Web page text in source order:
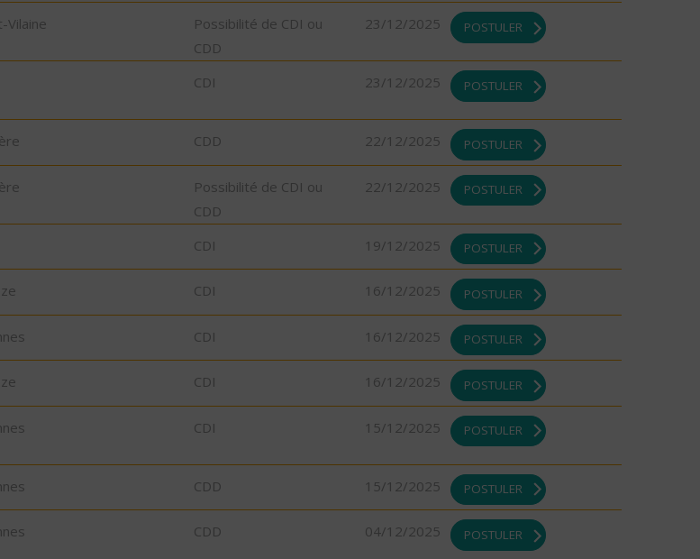
Vilaine
Possibilité de CDI ou
CDD
23/12/2025 POSTULER
CDI 23/12/2025 POSTULER
CDD 22/12/2025 POSTULER
Possibilité de CDI ou
CDD
22/12/2025 POSTULER
CDI 19/12/2025 POSTULER
CDI 16/12/2025 POSTULER
CDI 16/12/2025 POSTULER
CDI 16/12/2025 POSTULER
CDI 15/12/2025 POSTULER
CDD 15/12/2025 POSTULER
CDD 04/12/2025 POSTULER